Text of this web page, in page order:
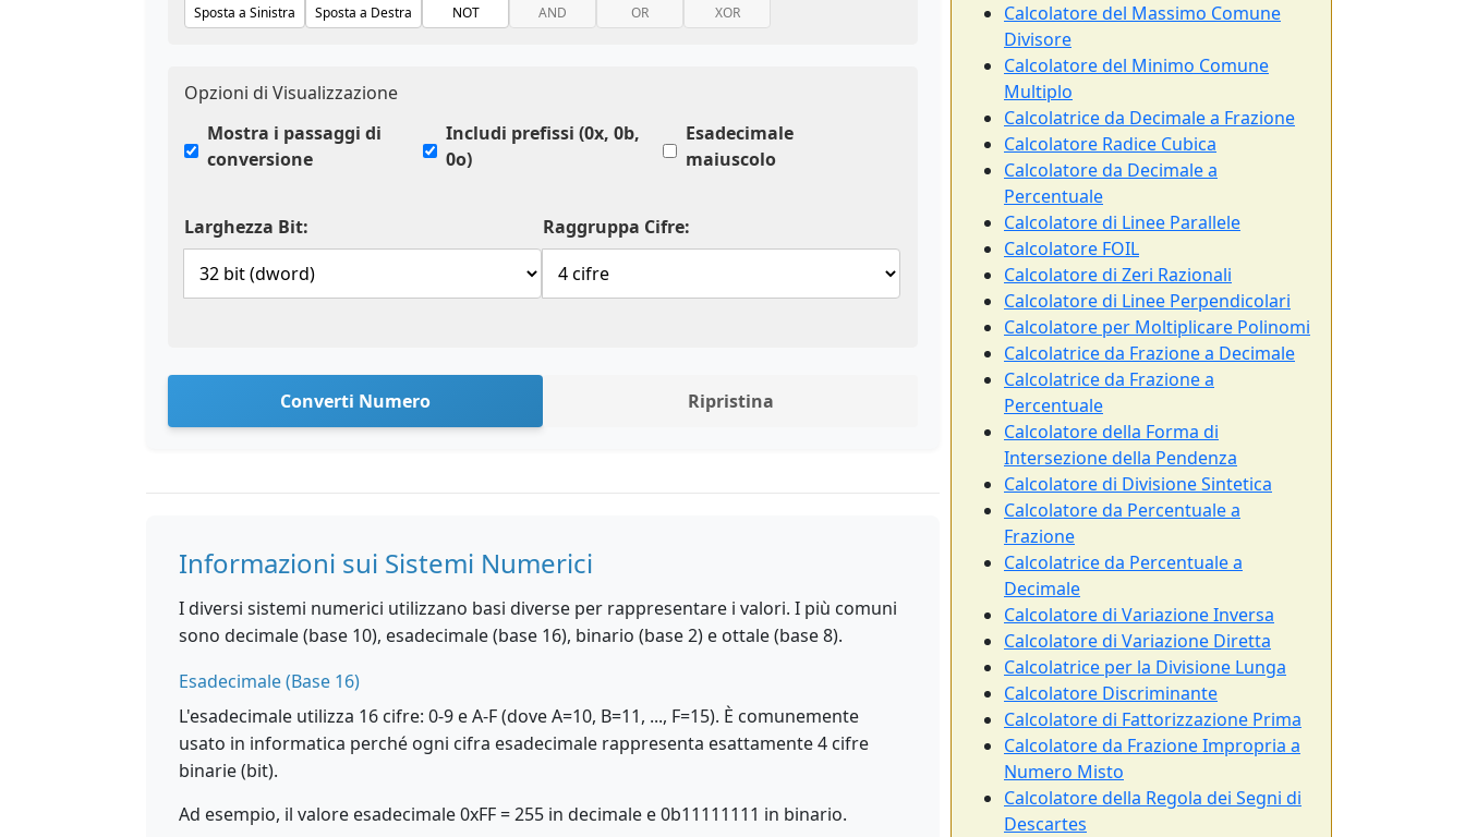
Sposta a Sinistra Sposta a Destra NOT AND OR XOR
Opzioni di Visualizzazione
Mostra i passaggi di
conversione
Includi prefissi (0x, 0b,
0o)
Esadecimale
maiuscolo
Larghezza Bit: Raggruppa Cifre:
Converti Numero Ripristina
Informazioni sui Sistemi Numerici
I diversi sistemi numerici utilizzano basi diverse per rappresentare i valori. I più comuni
sono decimale (base 10), esadecimale (base 16), binario (base 2) e ottale (base 8).
Esadecimale (Base 16)
L'esadecimale utilizza 16 cifre: 0-9 e A-F (dove A=10, B=11, ..., F=15). È comunemente
usato in informatica perché ogni cifra esadecimale rappresenta esattamente 4 cifre
binarie (bit).
Ad esempio, il valore esadecimale 0xFF = 255 in decimale e 0b11111111 in binario.
Calcolatore del Massimo Comune
Divisore
Calcolatore del Minimo Comune
Multiplo
Calcolatrice da Decimale a Frazione
Calcolatore Radice Cubica
Calcolatore da Decimale a
Percentuale
Calcolatore di Linee Parallele
Calcolatore FOIL
Calcolatore di Zeri Razionali
Calcolatore di Linee Perpendicolari
Calcolatore per Moltiplicare Polinomi
Calcolatrice da Frazione a Decimale
Calcolatrice da Frazione a
Percentuale
Calcolatore della Forma di
Intersezione della Pendenza
Calcolatore di Divisione Sintetica
Calcolatore da Percentuale a
Frazione
Calcolatrice da Percentuale a
Decimale
Calcolatore di Variazione Inversa
Calcolatore di Variazione Diretta
Calcolatrice per la Divisione Lunga
Calcolatore Discriminante
Calcolatore di Fattorizzazione Prima
Calcolatore da Frazione Impropria a
Numero Misto
Calcolatore della Regola dei Segni di
Descartes